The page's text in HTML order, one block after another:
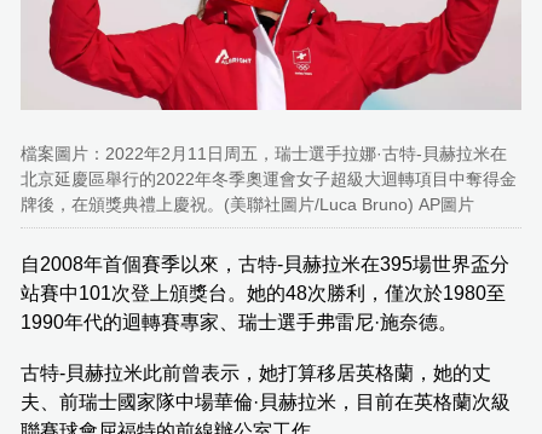
檔案圖片：2022年2月11日周五，瑞士選手拉娜·古特-貝赫拉米在
北京延慶區舉行的2022年冬季奧運會女子超級大迴轉項目中奪得金
牌後，在頒獎典禮上慶祝。(美聯社圖片/Luca Bruno) AP圖片
自2008年首個賽季以來，古特-貝赫拉米在395場世界盃分
站賽中101次登上頒獎台。她的48次勝利，僅次於1980至
1990年代的迴轉賽專家、瑞士選手弗雷尼·施奈德。
古特-貝赫拉米此前曾表示，她打算移居英格蘭，她的丈
夫、前瑞士國家隊中場華倫·貝赫拉米，目前在英格蘭次級